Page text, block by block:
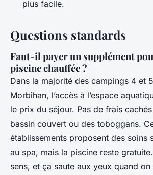
plus facile.
Questions standards
Faut-il payer un supplément
piscine chauffée ?
Dans la majorité des campings 4 et
Morbihan, l’accès à l’espace
le prix du séjour. Pas de frais
bassin couvert ou des toboggans.
établissements proposent des soins
au spa, mais la piscine reste
sens, et ça saute aux yeux quand